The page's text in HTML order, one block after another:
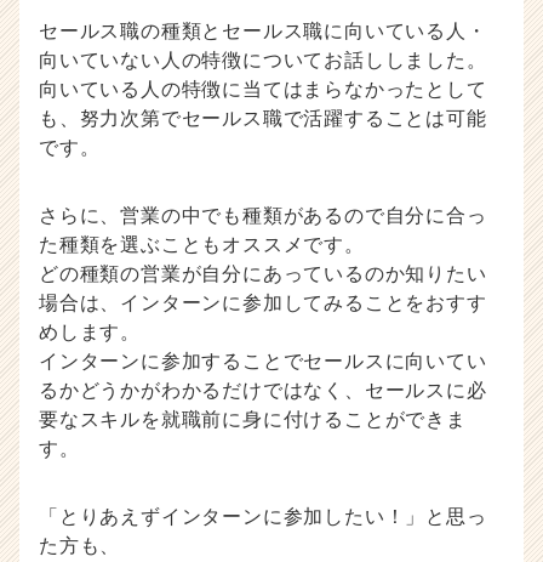
セールス職の種類とセールス職に向いている人・
向いていない人の特徴についてお話ししました。
向いている人の特徴に当てはまらなかったとして
も、努力次第でセールス職で活躍することは可能
です。
さらに、営業の中でも種類があるので自分に合っ
た種類を選ぶこともオススメです。
どの種類の営業が自分にあっているのか知りたい
場合は、インターンに参加してみることをおすす
めします。
インターンに参加することでセールスに向いてい
るかどうかがわかるだけではなく、セールスに必
要なスキルを就職前に身に付けることができま
す。
「とりあえずインターンに参加したい！」と思っ
た方も、